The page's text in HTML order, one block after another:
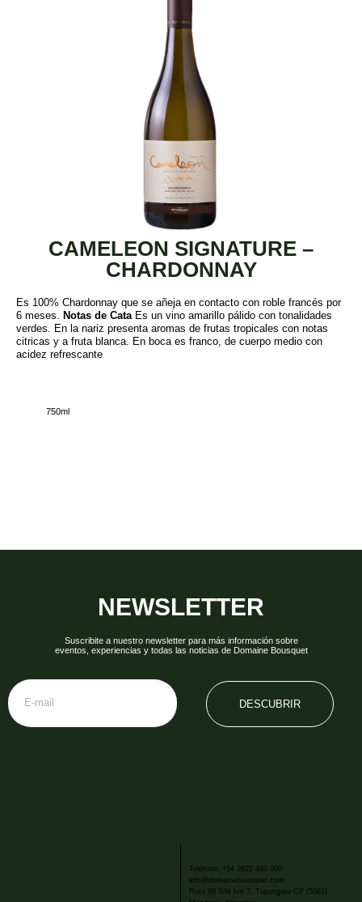
CAMELEON SIGNATURE –
CHARDONNAY
Es 100% Chardonnay que se añeja en contacto con roble francés por
6 meses. Notas de Cata Es un vino amarillo pálido con tonalidades
verdes. En la nariz presenta aromas de frutas tropicales con notas
citricas y a fruta blanca. En boca es franco, de cuerpo medio con
acidez refrescante
750ml
NEWSLETTER
Suscribite a nuestro newsletter para más información sobre
eventos, experiencias y todas las noticias de Domaine Bousquet
DESCUBRIR
Teléfono: +54 2622 480 000
info@domainebousquet.com
Ruta 89 S/N km 7, Tupungato CP (5561)